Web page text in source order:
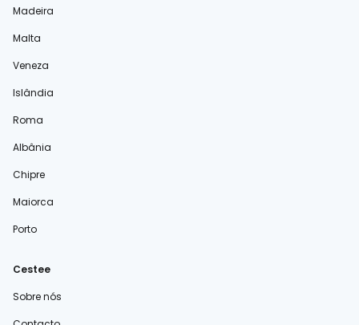
Madeira
Malta
Veneza
Islândia
Roma
Albânia
Chipre
Maiorca
Porto
Cestee
Sobre nós